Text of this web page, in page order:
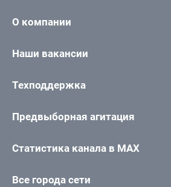
О компании
Наши вакансии
Техподдержка
Предвыборная агитация
Статистика канала в MAX
Все города сети